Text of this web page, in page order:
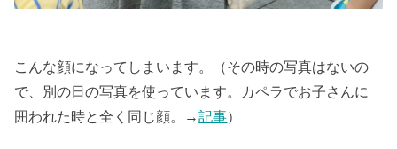
こんな顔になってしまいます。（その時の写真はないの
で、別の日の写真を使っています。カペラでお子さんに
囲われた時と全く同じ顔。→記事）